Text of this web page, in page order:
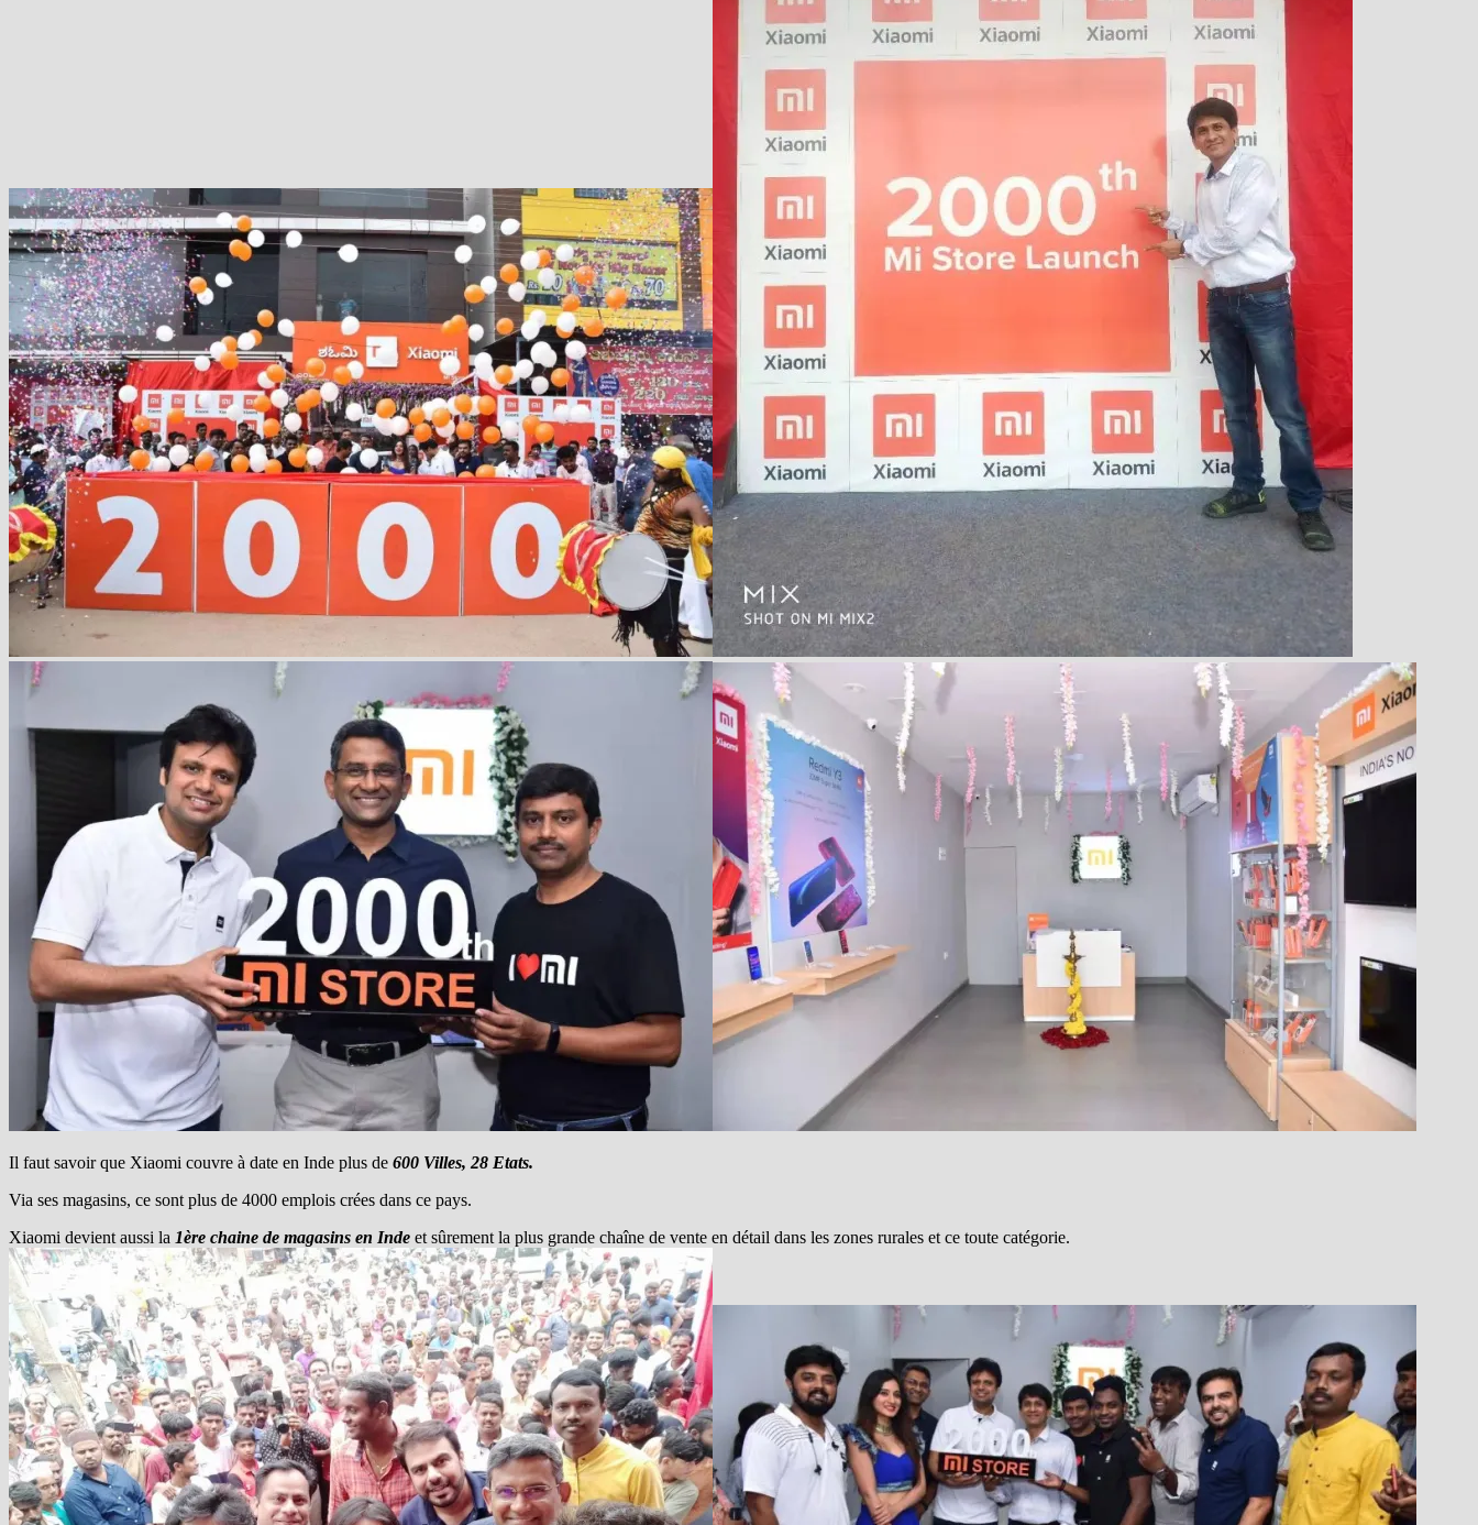
Il faut savoir que Xiaomi couvre à date en Inde plus de 600 Villes, 28 Etats.
Via ses magasins, ce sont plus de 4000 emplois crées dans ce pays.
Xiaomi devient aussi la 1ère chaine de magasins en Inde et sûrement la plus grande chaîne de vente en détail dans les zones rurales et ce toute catégorie.